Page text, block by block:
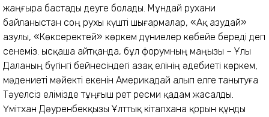
жаңғыра бастады деуге болады. Мұндай рухани
байланыстан соң рухы күшті шығармалар, «Ақ азудай»
азулы, «Көксеректей» көркем дүниелер көбейе береді деп
сенеміз. Қысқаша айтқанда, бұл форумның маңызы – Ұлы
Даланың бүгінгі бейнесіндегі Қазақ елінің әдебиеті көркем,
мәдениеті мәйекті екенін Америкадай алып елге танытуға
Тәуелсіз елімізде тұңғыш рет ресми қадам жасалды.
Үмітхан Дәуренбекқызы Ұлттық кітапхана қорын құнды